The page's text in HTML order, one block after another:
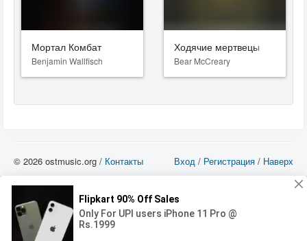
Мортал Комбат
Benjamin Wallfisch
Ходячие мертвецы
Bear McCreary
Вход / Регистрация / Наверх
© 2026 ostmusic.org / Контакты
можете использовать такие материалы только в том в случае, если
использование производится с ознакомительными целями - для прочих целей
вы должны приобрести лицензионную запись.